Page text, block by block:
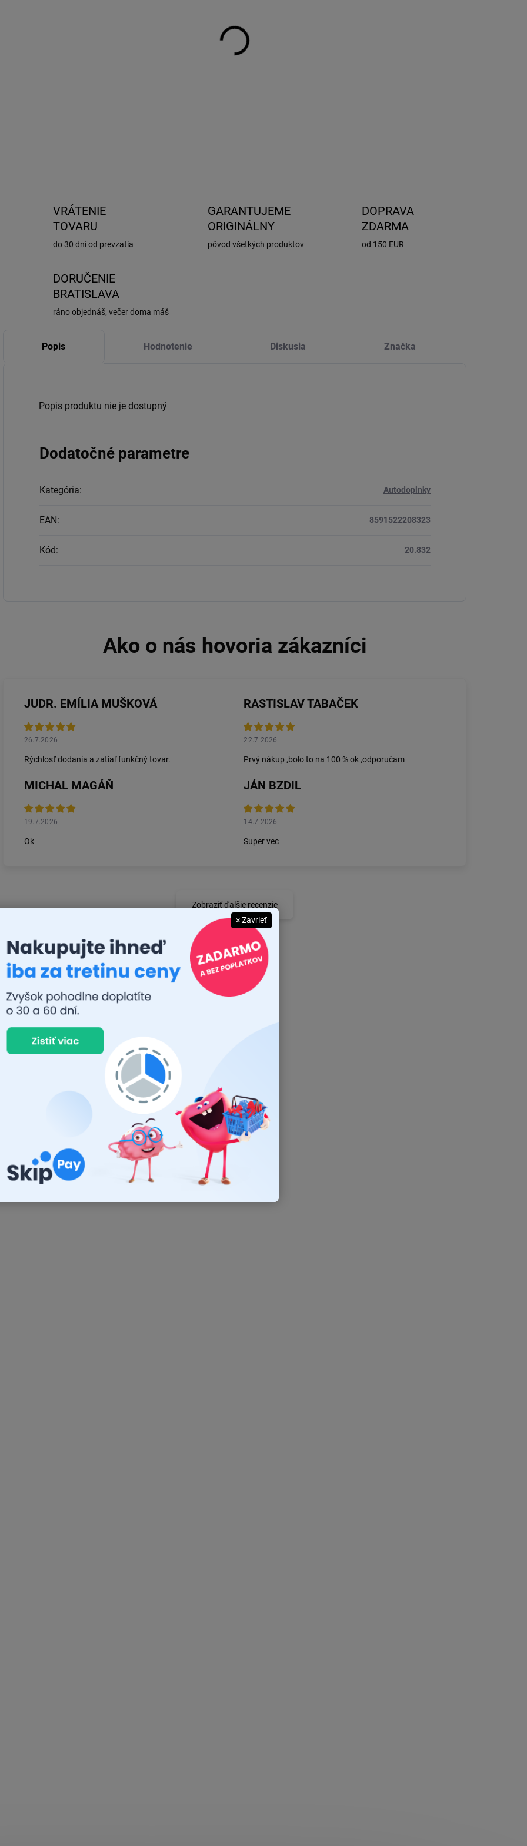
MOŽNOSTI
DORUČENIA
VRÁTENIE
TOVARU
do 30 dní od prevzatia
GARANTUJEME
ORIGINÁLNY
pôvod všetkých produktov
DOPRAVA
ZDARMA
od 150 EUR
DORUČENIE
BRATISLAVA
ráno objednáš, večer doma máš
Popis Hodnotenie Diskusia Značka
Popis produktu nie je dostupný
Dodatočné parametre
Kategória: Autodoplnky
EAN: 8591522208323
Kód: 20.832
JUDR. EMÍLIA MUŠKOVÁ
26.7.2026
Rýchlosť dodania a zatiaľ funkčný tovar.
RASTISLAV TABAČEK
22.7.2026
Prvý nákup ,bolo to na 100 % ok ,odporučam
MICHAL MAGÁŇ
19.7.2026
Ok
JÁN BZDIL
14.7.2026
Super vec
Zobraziť ďalšie recenzie
× Zavrieť